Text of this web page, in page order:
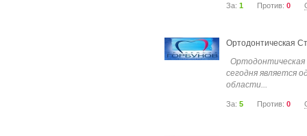
За: 1 Против: 0
Ортодонтическая
Ортодонтическая
сегодня является
области...
За: 5 Против: 0